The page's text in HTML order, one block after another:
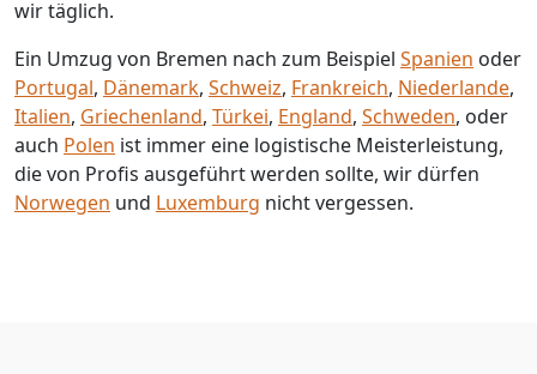
wir täglich.
Ein Umzug von Bremen nach zum Beispiel Spanien oder
Portugal, Dänemark, Schweiz, Frankreich, Niederlande,
Italien, Griechenland, Türkei, England, Schweden, oder
auch Polen ist immer eine logistische Meisterleistung,
die von Profis ausgeführt werden sollte, wir dürfen
Norwegen und Luxemburg nicht vergessen.